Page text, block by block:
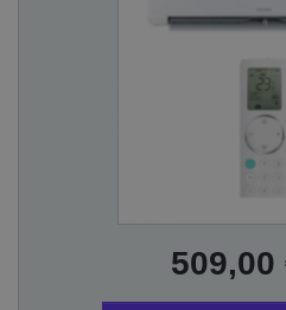
509,00